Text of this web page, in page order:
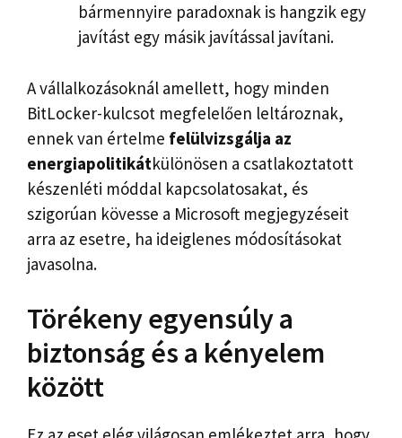
bármennyire paradoxnak is hangzik egy
javítást egy másik javítással javítani.
A vállalkozásoknál amellett, hogy minden
BitLocker-kulcsot megfelelően leltároznak,
ennek van értelme felülvizsgálja az
energiapolitikátkülönösen a csatlakoztatott
készenléti móddal kapcsolatosakat, és
szigorúan kövesse a Microsoft megjegyzéseit
arra az esetre, ha ideiglenes módosításokat
javasolna.
Törékeny egyensúly a
biztonság és a kényelem
között